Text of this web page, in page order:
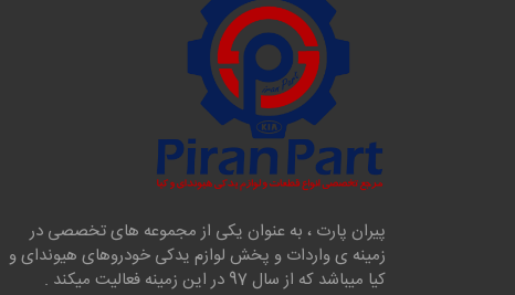
پیران پارت ، به عنوان یکی از مجموعه های تخصصی در
زمینه ی واردات و پخش لوازم یدکی خودروهای هیوندای و
کیا میباشد که از سال 97 در این زمینه فعالیت میکند .